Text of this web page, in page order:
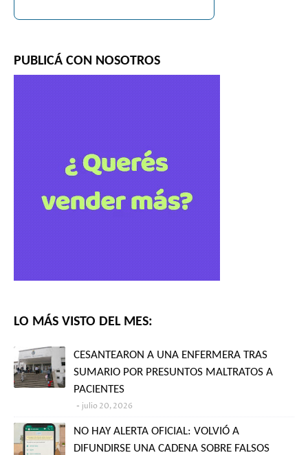
PUBLICÁ CON NOSOTROS
LO MÁS VISTO DEL MES:
CESANTEARON A UNA ENFERMERA TRAS
SUMARIO POR PRESUNTOS MALTRATOS A
PACIENTES
julio 20, 2026
NO HAY ALERTA OFICIAL: VOLVIÓ A
DIFUNDIRSE UNA CADENA SOBRE FALSOS